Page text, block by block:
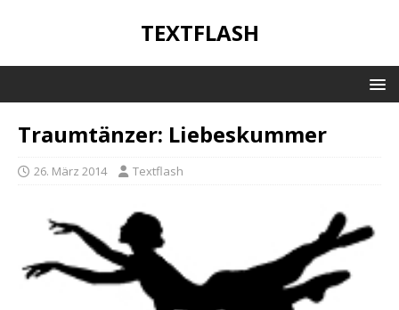
TEXTFLASH
Traumtänzer: Liebeskummer
26. März 2014 Textflash